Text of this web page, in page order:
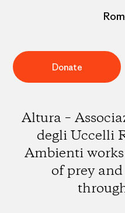
Donate
Altura –
degli Uccelli
Ambienti
of prey